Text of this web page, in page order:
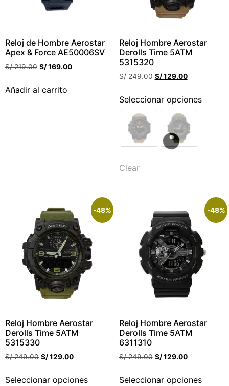
Reloj de Hombre Aerostar
Apex & Force AE50006SV
S/219.00 S/169.00
Añadir al carrito
Reloj Hombre Aerostar
Derolls Time 5ATM
5315320
S/249.00 S/129.00
Seleccionar opciones
Clear
-48%
Reloj Hombre Aerostar
Derolls Time 5ATM
5315330
S/249.00 S/129.00
Seleccionar opciones
-48%
Reloj Hombre Aerostar
Derolls Time 5ATM
6311310
S/249.00 S/129.00
Seleccionar opciones